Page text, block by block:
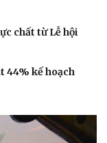
chất từ Lễ hội
44% kế hoạch